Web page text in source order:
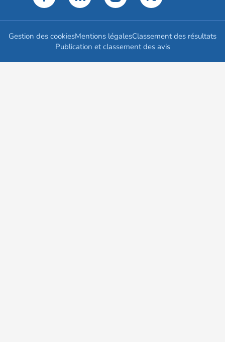
Gestion des cookiesMentions légalesClassement des résultats
Publication et classement des avis